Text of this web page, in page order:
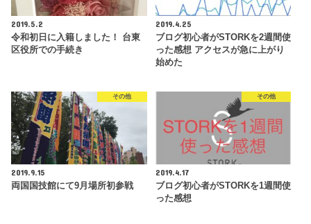
2019.5.2
令和初日に入籍しました！ 台東
区役所での手続き
2019.4.25
ブログ初心者がSTORKを2週間使
った感想 アクセスが急に上がり
始めた
その他
2019.9.15
両国国技館にて9月場所初参戦
その他
2019.4.17
ブログ初心者がSTORKを1週間使
った感想